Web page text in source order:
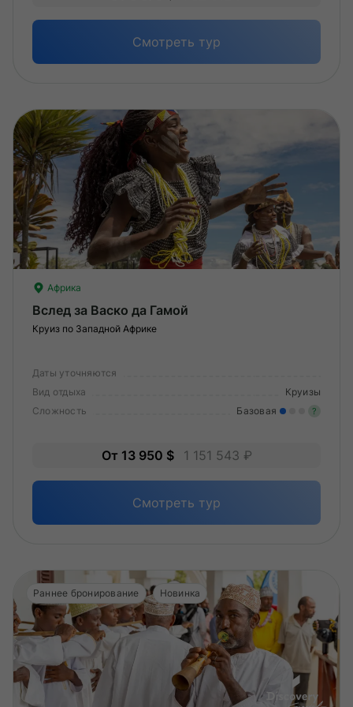
Смотреть тур
Африка
Вслед за Васко да Гамой
Круиз по Западной Африке
Даты уточняются
Вид отдыха
Круизы
Сложность
Базовая ?
От 13 950 $ 1 151 543 ₽
Смотреть тур
Раннее бронирование Новинка